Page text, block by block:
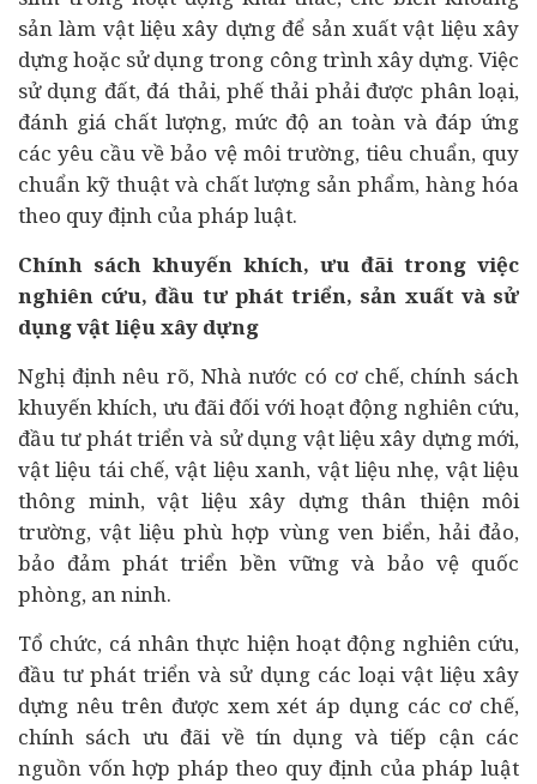
sản làm vật liệu xây dựng để sản xuất vật liệu xây
dựng hoặc sử dụng trong công trình xây dựng. Việc
sử dụng đất, đá thải, phế thải phải được phân loại,
đánh giá chất lượng, mức độ an toàn và đáp ứng
các yêu cầu về bảo vệ môi trường, tiêu chuẩn, quy
chuẩn kỹ thuật và chất lượng sản phẩm, hàng hóa
theo quy định của pháp luật.
Chính sách khuyến khích, ưu đãi trong việc
nghiên cứu, đầu tư phát triển, sản xuất và sử
dụng vật liệu xây dựng
Nghị định nêu rõ, Nhà nước có cơ chế, chính sách
khuyến khích, ưu đãi đối với hoạt động nghiên cứu,
đầu tư phát triển và sử dụng vật liệu xây dựng mới,
vật liệu tái chế, vật liệu xanh, vật liệu nhẹ, vật liệu
thông minh, vật liệu xây dựng thân thiện môi
trường, vật liệu phù hợp vùng ven biển, hải đảo,
bảo đảm phát triển bền vững và bảo vệ quốc
phòng, an ninh.
Tổ chức, cá nhân thực hiện hoạt động nghiên cứu,
đầu tư phát triển và sử dụng các loại vật liệu xây
dựng nêu trên được xem xét áp dụng các cơ chế,
chính sách ưu đãi về tín dụng và tiếp cận các
nguồn vốn hợp pháp theo quy định của pháp luật